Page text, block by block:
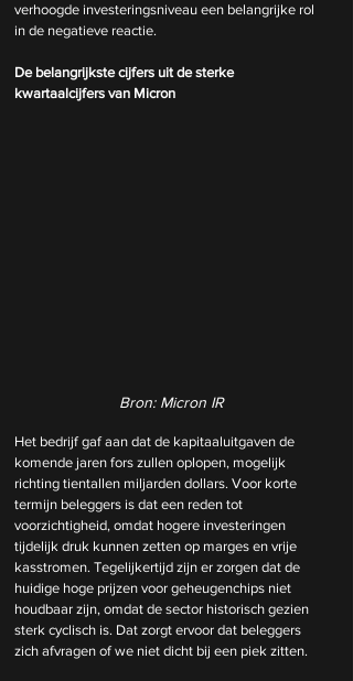
verhoogde investeringsniveau een belangrijke rol
in de negatieve reactie.
De belangrijkste cijfers uit de sterke
kwartaalcijfers van Micron
Bron: Micron IR
Het bedrijf gaf aan dat de kapitaaluitgaven de
komende jaren fors zullen oplopen, mogelijk
richting tientallen miljarden dollars. Voor korte
termijn beleggers is dat een reden tot
voorzichtigheid, omdat hogere investeringen
tijdelijk druk kunnen zetten op marges en vrije
kasstromen. Tegelijkertijd zijn er zorgen dat de
huidige hoge prijzen voor geheugenchips niet
houdbaar zijn, omdat de sector historisch gezien
sterk cyclisch is. Dat zorgt ervoor dat beleggers
zich afvragen of we niet dicht bij een piek zitten.